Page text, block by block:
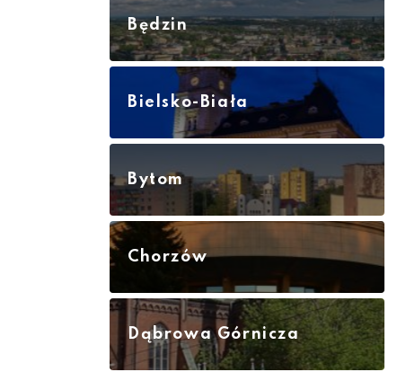
Będzin
Bielsko-Biała
Bytom
Chorzów
Dąbrowa Górnicza